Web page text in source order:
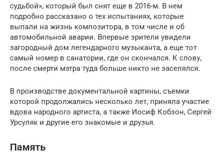
судьбой», который был снят еще в 2016-м. В нем
подробно рассказано о тех испытаниях, которые
выпали на жизнь композитора, в том числе и об
автомобильной аварии. Впервые зрители увидели
загородный дом легендарного музыканта, а еще тот
самый номер в санатории, где он скончался. К слову,
после смерти мэтра туда больше никто не заселялся.
В производстве документальной картины, съемки
которой продолжались несколько лет, приняла участие
вдова народного артиста, а также Иосиф Кобзон, Сергей
Урсуляк и другие его знакомые и друзья.
Память